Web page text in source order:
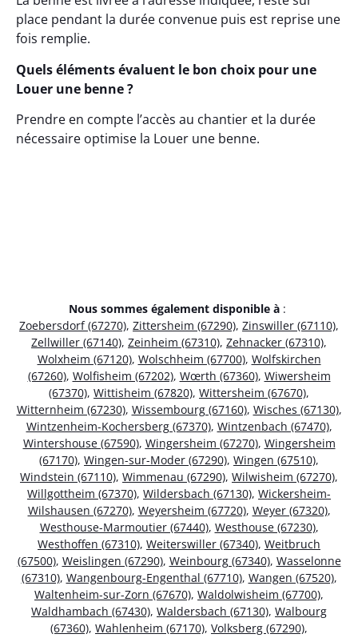
place pendant la durée convenue puis est reprise une
fois remplie.
Quels éléments évaluent le bon choix pour une
Louer une benne ?
Prendre en compte l’accès au chantier et la durée
nécessaire optimise la Louer une benne.
Nous sommes également disponible à :
Zoebersdorf (67270), Zittersheim (67290), Zinswiller (67110),
Zellwiller (67140), Zeinheim (67310), Zehnacker (67310),
Wolxheim (67120), Wolschheim (67700), Wolfskirchen
(67260), Wolfisheim (67202), Wœrth (67360), Wiwersheim
(67370), Wittisheim (67820), Wittersheim (67670),
Witternheim (67230), Wissembourg (67160), Wisches (67130),
Wintzenheim-Kochersberg (67370), Wintzenbach (67470),
Wintershouse (67590), Wingersheim (67270), Wingersheim
(67170), Wingen-sur-Moder (67290), Wingen (67510),
Windstein (67110), Wimmenau (67290), Wilwisheim (67270),
Willgottheim (67370), Wildersbach (67130), Wickersheim-
Wilshausen (67270), Weyersheim (67720), Weyer (67320),
Westhouse-Marmoutier (67440), Westhouse (67230),
Westhoffen (67310), Weiterswiller (67340), Weitbruch
(67500), Weislingen (67290), Weinbourg (67340), Wasselonne
(67310), Wangenbourg-Engenthal (67710), Wangen (67520),
Waltenheim-sur-Zorn (67670), Waldolwisheim (67700),
Waldhambach (67430), Waldersbach (67130), Walbourg
(67360), Wahlenheim (67170), Volksberg (67290),